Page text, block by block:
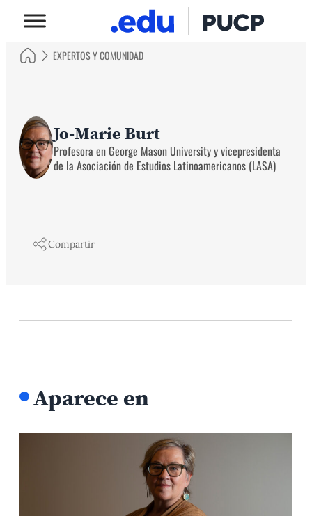
EXPERTOS Y COMUNIDAD
Jo-Marie Burt
Profesora en George Mason University y vicepresidenta
de la Asociación de Estudios Latinoamericanos (LASA)
Compartir
Aparece en